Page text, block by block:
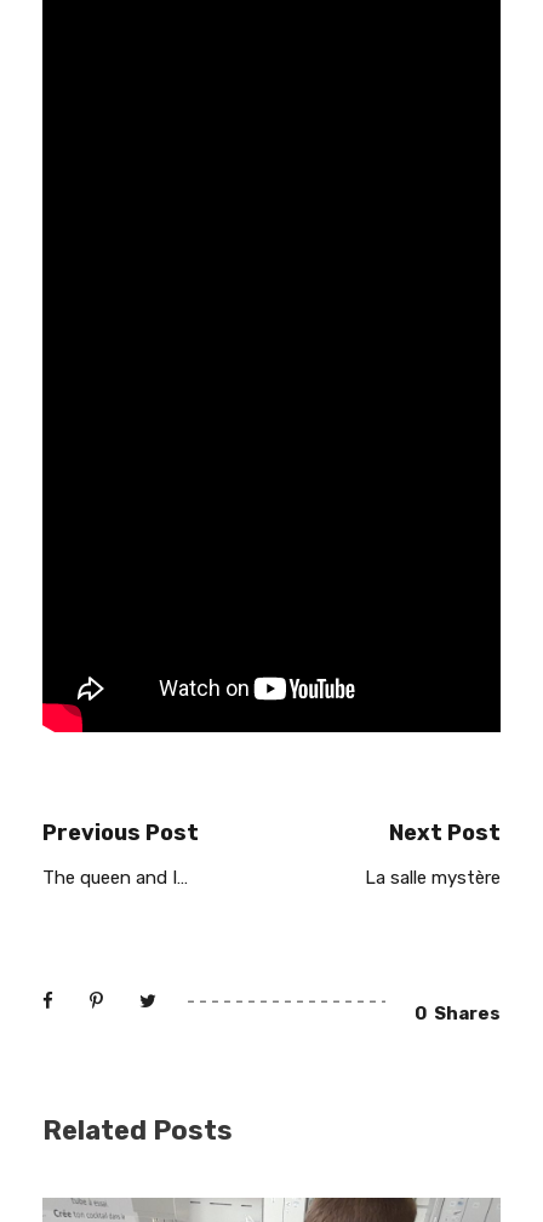
Previous Post
The queen and I…
Next Post
La salle mystère
0 Shares
Related Posts